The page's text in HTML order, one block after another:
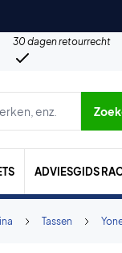
30 dagen retourrecht
merken etc.
ADVIESGIDS
Tassen